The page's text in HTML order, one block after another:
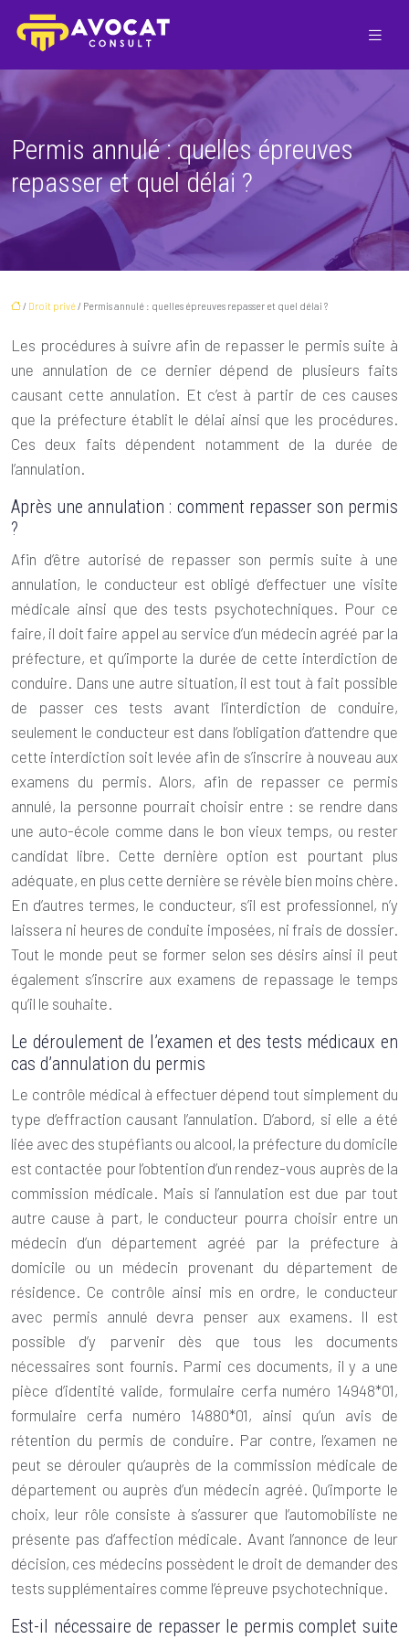
Permis annulé : quelles épreuves
repasser et quel délai ?
/ Droit privé/ Permis annulé : quelles épreuves repasser et quel délai ?
Les procédures à suivre afin de repasser le permis suite à
une annulation de ce dernier dépend de plusieurs faits
causant cette annulation. Et c’est à partir de ces causes
que la préfecture établit le délai ainsi que les procédures.
Ces deux faits dépendent notamment de la durée de
l’annulation.
Après une annulation : comment repasser son permis
?
Afin d’être autorisé de repasser son permis suite à une
annulation, le conducteur est obligé d’effectuer une visite
médicale ainsi que des tests psychotechniques. Pour ce
faire, il doit faire appel au service d’un médecin agréé par la
préfecture, et qu’importe la durée de cette interdiction de
conduire. Dans une autre situation, il est tout à fait possible
de passer ces tests avant l’interdiction de conduire,
seulement le conducteur est dans l’obligation d’attendre que
cette interdiction soit levée afin de s’inscrire à nouveau aux
examens du permis. Alors, afin de repasser ce permis
annulé, la personne pourrait choisir entre : se rendre dans
une auto-école comme dans le bon vieux temps, ou rester
candidat libre. Cette dernière option est pourtant plus
adéquate, en plus cette dernière se révèle bien moins chère.
En d’autres termes, le conducteur, s’il est professionnel, n’y
laissera ni heures de conduite imposées, ni frais de dossier.
Tout le monde peut se former selon ses désirs ainsi il peut
également s’inscrire aux examens de repassage le temps
qu’il le souhaite.
Le déroulement de l’examen et des tests médicaux en
cas d’annulation du permis
Le contrôle médical à effectuer dépend tout simplement du
type d’effraction causant l’annulation. D’abord, si elle a été
liée avec des stupéfiants ou alcool, la préfecture du domicile
est contactée pour l’obtention d’un rendez-vous auprès de la
commission médicale. Mais si l’annulation est due par tout
autre cause à part, le conducteur pourra choisir entre un
médecin d’un département agréé par la préfecture à
domicile ou un médecin provenant du département de
résidence. Ce contrôle ainsi mis en ordre, le conducteur
avec
permis annulé devra penser aux examens. Il est
possible d’y parvenir dès que tous les documents
nécessaires sont fournis. Parmi ces documents, il y a une
pièce d’identité valide, formulaire cerfa numéro 14948*01,
formulaire cerfa numéro 14880*01, ainsi qu’un avis de
rétention du permis de conduire. Par contre, l’examen ne
peut se dérouler qu’auprès de la commission médicale de
département ou auprès d’un médecin agréé. Qu’importe le
choix, leur rôle consiste à s’assurer que l’automobiliste ne
présente pas d’affection médicale. Avant l’annonce de leur
décision, ces médecins possèdent le droit de demander des
tests supplémentaires comme l’épreuve psychotechnique.
Est-il nécessaire de repasser le permis complet suite